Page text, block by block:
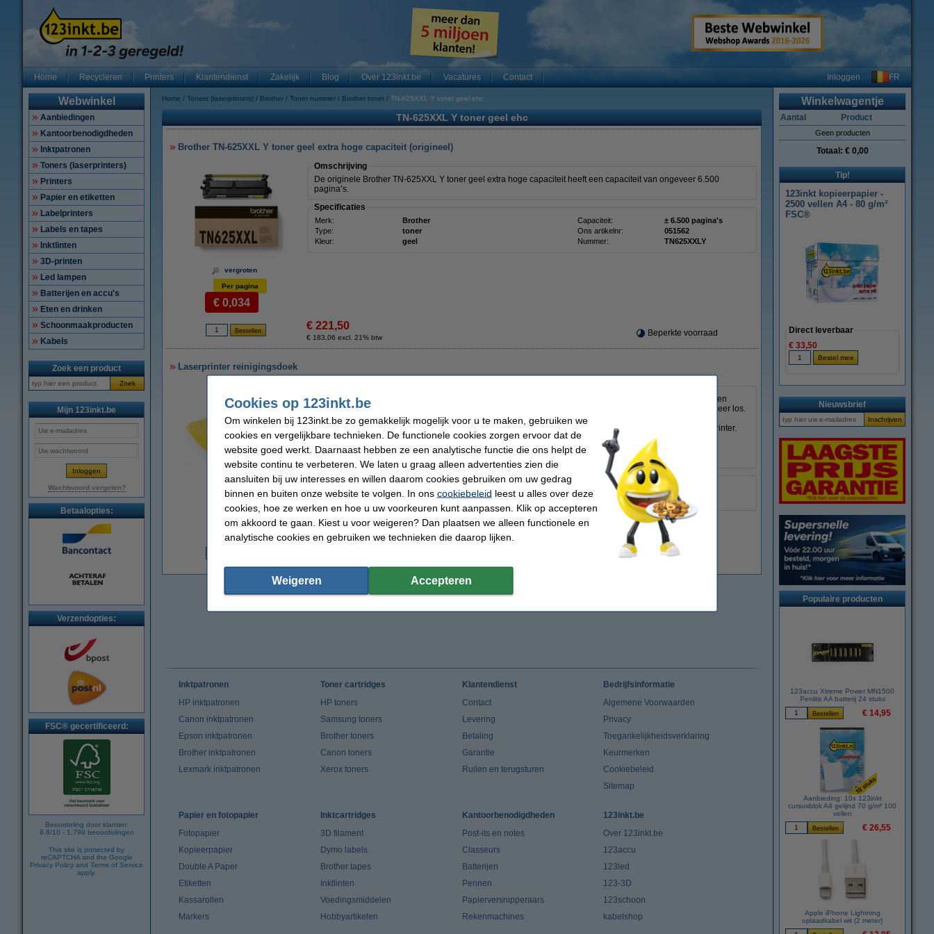
Home Recycleren Printers Klantendienst Zakelijk Blog Over 123inkt.be Vacatures Contact Inloggen FR
Webwinkel
Aanbiedingen
Kantoorbenodigdheden
Inktpatronen
Toners (laserprinters)
Printers
Papier en etiketten
Labelprinters
Labels en tapes
Inktlinten
3D-printen
Led lampen
Batterijen en accu's
Eten en drinken
Schoonmaakproducten
Kabels
Zoek een product
Zoek
Mijn 123inkt.be
Wachtwoord vergeten?
Betaalopties:
Verzendopties:
FSC® gecertificeerd:
Beoordeling door klanten:
8.8/10 - 1.799 beoordelingen
This site is protected by
reCAPTCHA and the Google
Privacy Policy and Terms of Service
apply.
Home Toners (laserprinters) Brother Toner nummer Brother toner TN-625XXL Y toner geel ehc
TN-625XXL Y toner geel ehc
Brother TN-625XXL Y toner geel extra hoge capaciteit (origineel)
vergroten
Omschrijving
De originele Brother TN-625XXL Y toner geel extra hoge capaciteit heeft een capaciteit van ongeveer 6.500
pagina’s.
Specificaties
Merk: Brother Capaciteit:
± 6.500 pagina's
Type:
toner Ons artikelnr:
051562
Kleur:
geel Nummer: TN625XXLY
Per pagina
€ 0,034
€ 221,50
€ 183,06 excl. 21% btw Beperkte voorraad
Laserprinter reinigingsdoek
vergroten
Deze tonerdoek trekt tonerpoeder als een magneet aan en houdt het in de vezels vast. In tegenstelling tot een
gewone stofdoek, die het poeder alleen verspreidt of zelfs doet opwaaien, laat deze doek het poeder niet meer los.
Zelfs de kleinste tonerdeeltjes blijven plakken. Voorkom dat het lastig te verwijderen poeder op uw handen
terechtkomt. De tonerlap kan ook worden gebruikt voor het schoonmaken van de binnenkant van de laserprinter.
Voor het beste resultaat dient u de doek voor gebruik in beide richtingen op te rekken.
Let op: laat de doek niet in aanraking komen met de drum
Specificaties
tonerdoek
geel
Afmetingen:
43 x 32 cm (LxB) Ons artikelnr: 999058
Morgen in huis
Direct leverbaar
Winkelwagentje
Aantal Product
Geen producten
Totaal: € 0,00
Tip!
123inkt kopieerpapier -
2500 vellen A4 - 80 g/m²
FSC®
Direct leverbaar
€ 33,50
Nieuwsbrief
Populaire producten
123accu Xtreme Power MN1500
Penlite AA batterij 24 stuks
€ 14,95
Aanbieding: 10x 123inkt
cursusblok A4 gelijnd 70 g/m² 100
vellen
€ 26,55
Apple iPhone Lightning
oplaadkabel wit (2 meter)
Inktpatronen
HP inktpatronen
Canon inktpatronen
Epson inktpatronen
Brother inktpatronen
Lexmark inktpatronen
Toner cartridges
HP toners
Samsung toners
Brother toners
Canon toners
Xerox toners
Klantendienst
Contact
Levering
Betaling
Garantie
Ruilen en terugsturen
Bedrijfsinformatie
Algemene Voorwaarden
Privacy
Toegankelijkheidsverklaring
Keurmerken
Cookiebeleid
Sitemap
Papier en fotopapier
Fotopapier
Kopieerpapier
Double A Paper
Etiketten
Kassarollen
Markers
Inktcartridges
3D filament
Dymo labels
Brother tapes
Inktlinten
Voedingsmiddelen
Hobbyartikelen
Kantoorbenodigdheden
Post-its en notes
Classeurs
Batterijen
Pennen
Papierversnipperaars
Rekenmachines
123inkt.be
Over 123inkt.be
123accu
123led
123-3D
123schoon
kabelshop
Cookies op 123inkt.be
Om winkelen bij 123inkt.be zo gemakkelijk mogelijk voor u te maken, gebruiken we
cookies en vergelijkbare technieken. De functionele cookies zorgen ervoor dat de
website goed werkt. Daarnaast hebben ze een analytische functie die ons helpt de
website continu te verbeteren. We laten u graag alleen advertenties zien die
aansluiten bij uw interesses en willen daarom cookies gebruiken om uw gedrag
binnen en buiten onze website te volgen. In ons cookiebeleid leest u alles over deze
cookies, hoe ze werken en hoe u uw voorkeuren kunt aanpassen. Klik op accepteren
om akkoord te gaan. Kiest u voor weigeren? Dan plaatsen we alleen functionele en
analytische cookies en gebruiken we technieken die daarop lijken.
Weigeren Accepteren